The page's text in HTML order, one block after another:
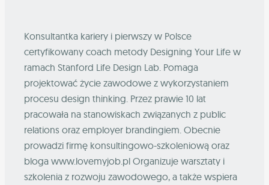
Konsultantka kariery i pierwszy w Polsce
certyfikowany coach metody Designing Your Life w
ramach Stanford Life Design Lab. Pomaga
projektować życie zawodowe z wykorzystaniem
procesu design thinking. Przez prawie 10 lat
pracowała na stanowiskach związanych z public
relations oraz employer brandingiem. Obecnie
prowadzi firmę konsultingowo-szkoleniową oraz
bloga www.lovemyjob.pl Organizuje warsztaty i
szkolenia z rozwoju zawodowego, a także wspiera